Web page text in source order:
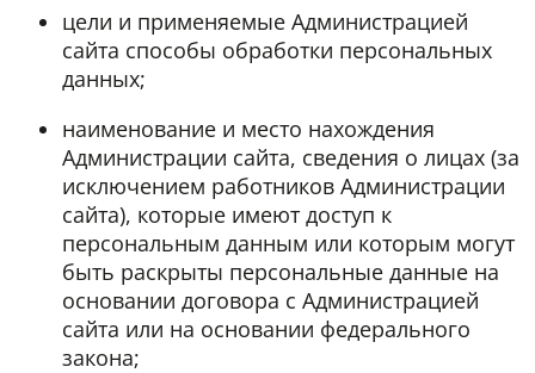
цели и применяемые Администрацией
сайта способы обработки персональных
данных;
наименование и место нахождения
Администрации сайта, сведения о лицах (за
исключением работников Администрации
сайта), которые имеют доступ к
персональным данным или которым могут
быть раскрыты персональные данные на
основании договора с Администрацией
сайта или на основании федерального
закона;